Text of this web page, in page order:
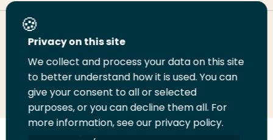
Deel deze pagina
Deel
LinkedIn
Deel
op
Twitter
Deel
op
Facebook
Email
deze
pagina
Print
deze
pagina
Privacy on this site
We collect and process your data on this site
to better understand how it is used. You can
give your consent to all or selected
purposes, or you can decline them all. For
more information, see our privacy policy.